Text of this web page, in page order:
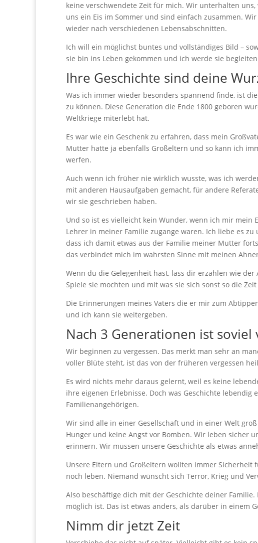
keine verschwendete Zeit für mich. Wir unterhalten
uns ein Eis im Sommer und sind einfach zusammen.
wieder nach verschiedenen Lebensabschnitten.
Ich will ein möglichst buntes und vollständiges Bild –
sie bin ins Leben gekommen und ich werde sie
Ihre Geschichte sind deine
Was ich immer wieder besonders spannend finde, ist
zu können. Diese Generation die Ende 1800 geboren
Weltkriege miterlebt hat.
Es war wie ein Geschenk zu erfahren, dass mein
Mutter hatte ja ebenfalls Großeltern und so kann ich
werfen.
Auch wenn ich früher nie wirklich wusste, was ich
mit anderen Hausaufgaben gemacht, für andere
wir sie geschrieben haben.
Und so ist es vielleicht kein Wunder, wenn ich mir mein
Lehrer in meiner Familie zugange waren. Ich liebe es
dass ich damit etwas aus der Familie meiner Mutter
das verbindet mich im wahrsten Sinne mit meinen
Wenn du die Gelegenheit hast, lass dir erzählen wie
Spiele sie mochten und mit was sie sich sonst so die
Die Erinnerungen meines Vaters die er mir zum
und ich kann sie weitergeben.
Nach 3 Generationen ist soviel
Wir beginnen zu vergessen. Das merkt man sehr an
voller Blüte steht, ist das von der früheren vergessen
Es wird nichts mehr daraus gelernt, weil es keine
ihre eigenen Erlebnisse. Doch was Geschichte
Familienangehörigen.
Wir sind alle in einer Gesellschaft und in einer Welt
Hunger und keine Angst vor Bomben. Wir leben sicher
erinnern. Wir müssen unsere Geschichte als etwas
Unsere Eltern und Großeltern wollten immer Sicherheit
noch leben. Niemand wünscht sich Terror, Krieg und
Also beschäftige dich mit der Geschichte deiner
möglich ist. Das ist etwas anders, als darüber in einem
Nimm dir jetzt Zeit